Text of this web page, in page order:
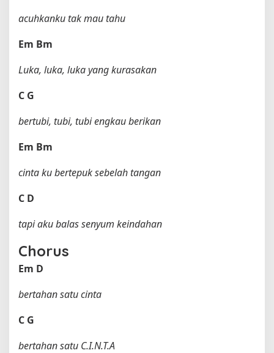
acuhkanku tak mau tahu
Em Bm
Luka, luka, luka yang kurasakan
C G
bertubi, tubi, tubi engkau berikan
Em Bm
cinta ku bertepuk sebelah tangan
C D
tapi aku balas senyum keindahan
Chorus
Em D
bertahan satu cinta
C G
bertahan satu C.I.N.T.A